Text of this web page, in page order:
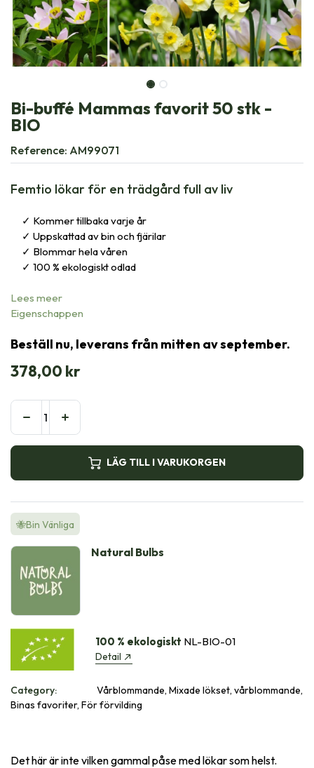
Bi-buffé Mammas favorit 50 stk -
BIO
Reference: AM99071
Femtio lökar för en trädgård full av liv
Kommer tillbaka varje år
Uppskattad av bin och fjärilar
Blommar hela våren
100 % ekologiskt odlad
Lees meer
Eigenschappen
Beställ nu, leverans från mitten av september.
378,00 kr
LÄG TILL I VARUKORGEN
🐝Bin Vänliga
Natural Bulbs
100 % ekologiskt NL-BIO-01
Detail
Category:
Vårblommande, Mixade lökset, vårblommande,
Binas favoriter, För förvilding
Det här är inte vilken gammal påse med lökar som helst.